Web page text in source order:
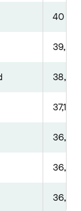
40 %
39,4
38,9
37,1 %
36,6
36,6
36,6